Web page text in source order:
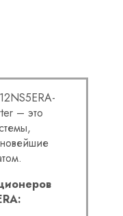
– это